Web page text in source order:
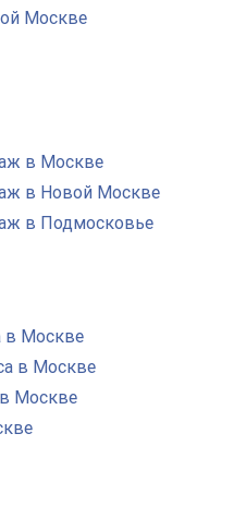
Москве
в Москве
в Новой Москве
в Подмосковье
в Москве
в Москве
Москве